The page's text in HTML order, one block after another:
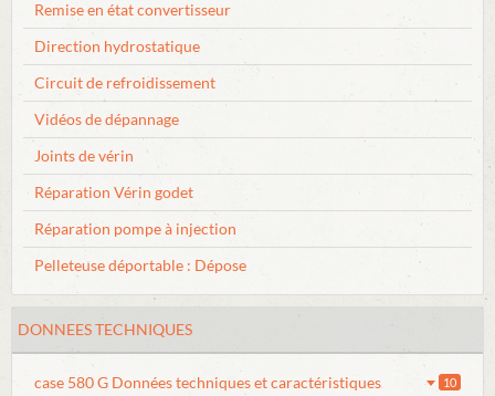
Remise en état convertisseur
Direction hydrostatique
Circuit de refroidissement
Vidéos de dépannage
Joints de vérin
Réparation Vérin godet
Réparation pompe à injection
Pelleteuse déportable : Dépose
DONNEES TECHNIQUES
case 580 G Données techniques et caractéristiques 10